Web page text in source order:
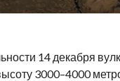
14 декабря
3000–4000